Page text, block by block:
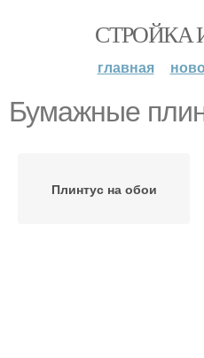
СТРОЙКА
главная
Бумажные
Плинтус на обои